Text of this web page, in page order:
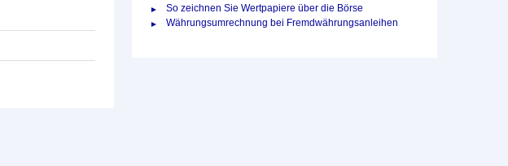
So zeichnen Sie Wertpapiere über die Börse
Währungsumrechnung bei Fremdwährungsanleihen